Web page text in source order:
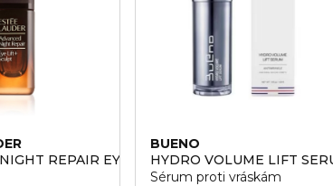
REPAIR EYE LIFT + SCULPT
BUENO
HYDRO VOLUME LIFT
Sérum proti vráskám